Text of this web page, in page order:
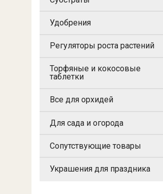
Удобрения
Регуляторы роста растений
Торфяные и кокосовые
таблетки
Все для орхидей
Для сада и огорода
Сопутствующие товары
Украшения для праздника